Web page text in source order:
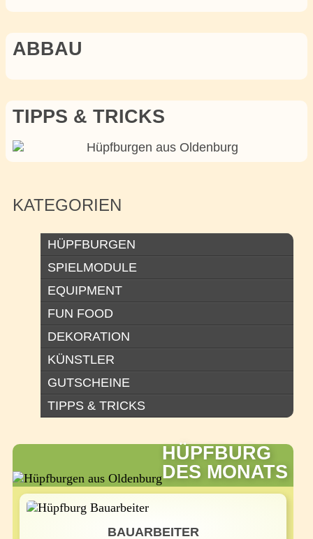
KATEGORIEN
HÜPFBURGEN
SPIELMODULE
EQUIPMENT
FUN FOOD
DEKORATION
KÜNSTLER
GUTSCHEINE
TIPPS & TRICKS
HÜPFBURG
DES MONATS
BAUARBEITER
ABBAU
TIPPS & TRICKS